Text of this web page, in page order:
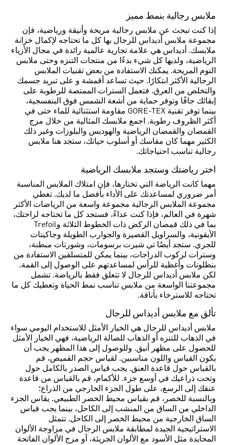
ملابس رجالية بنمط مميز
إذا كنت تبحث عن ملابس رجالية مريحة وأنيقة ورياضية، فإن
مجموعة ملابس أديداس للرجال بها كل ما تحتاجه لإكمال خزانة
ملابسك. أديداس هي علامة تجارية عالمية رائدة في مجال الأزياء
الرياضية، ولديها كل شيء بدءًا من منتجات التنزه وحتى ملابس
النوم المريحة. يمكنك الاستفادة من بعض تقنيات الملابس
الرجالية الأكثر ابتكارًا. حيث تساعد أقمشة و على تبريد جسمك
والتخلص من العرق. فتعمل السترات الممتصة للرطوبة على
إبقائك جافًا وتوفر حماية من أشعة الشمس فوق البنفسجية،
بينما توفر تقنية GORE-TEX مقاومة استثنائية للماء حتى في
أكثر الظروف رطوبة. اجمع ملابسك المثالية من خلال مزج
القمصان والقمصان الرياضية والهوديس والبلوزات وغير ذلك
الكثير مهما كان مقاسك أو أسلوب حياتك، ستجد هنا ملابس
رجالية تناسب احتياجاتك.
اختر رياضتك وستجد ملابسك الرياضية
مهما كانت الرياضة التي تختارها، فإن امتلاك الملابس المناسبة
أمر ضروري لمساعدتك على الأداء بأفضل ما لديك. تغطي
مجموعة الملابس الرجالية مجموعة واسعة من الرياضات الأكثر
شهرة في العالم، فإذا كنت عداءً، فستجد كل ما تحتاجه لراحتك،
بما في ذلك قمصان الركض ذات الخطوط الثلاثة وTrefoil
الأيقونية، والسراويل القصيرة والجوارب الطويلة وجاكيتات
للجري. ستجد أيضًا تي شيرت برسومات، وشورتات مبطنة،
وسترات لركوب الدراجات، بينما يمكن للمتسلقين الاستفادة من
بنطلونات وأغطية للرأس لمساعدتهم على الوصول إلى القمة.
لكن ملابس أديداس للرجال لا تتعلق فقط بالرياضة. تشمل
مجموعتنا الواسعة من ملابس تناسب نمط الحياة وتعطيك كل ما
تحتاجه للاسترخاء بأناقة.
تألق مع ملابس أديداس للرجال
ملابس أديداس للرجال هي الخيار الأمثل للاستخدام اليومي سواء
في الذهاب للتنزه أو الذهاب للصالة الرياضية، فهي الخيار الأمثل
للحصول على مظهر أنيق. وللوصول إلى هذا المظهر يجب أن
يكون القياس واللون مناسبين. لقياس حجم القميص، قم
بالقياس حول قاعدة العنق. يجب قياس الصدر بالكامل حول
وتحت ذراعيك في أوسع جزء. للأكمام، قم بالقياس من قاعدة
عنقك إلى الرسغ، على طول الجزء الخارجي من الذراع؛
وبالنسبة للخصر، قم بقياس محيط الخصر الطبيعي. يقاس الجزء
الداخلي من الساق من المنشب إلى الكاحل، بينما يجب قياس
الساق الخارجية من محيط الخصر إلى الكاحل. تتمثل
الاستراتيجية الجيدة لمطابقة ملابس الرجال في مزاوجة الألوان
المحايدة مثل الأسود مع الألوان الجريئة، أو مزج الألوان الفاتحة